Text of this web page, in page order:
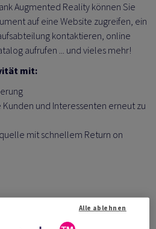
Augmented Reality können Sie
auf eine Website zugreifen, ein
kontaktieren, online
aufrufen ... und vieles mehr!
mit:
und Interessenten erneut zu
mit schnellem Return on
Alle ablehnen